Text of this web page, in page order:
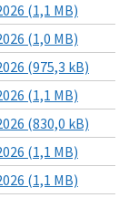
(1,1 MB)
(1,0 MB)
(975,3 kB)
(1,1 MB)
(830,0 kB)
(1,1 MB)
(1,1 MB)